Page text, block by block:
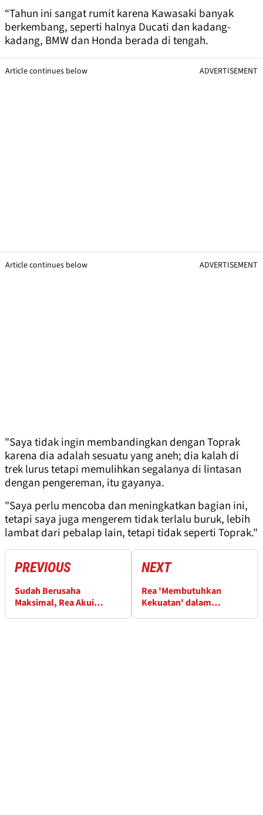
“Tahun ini sangat rumit karena Kawasaki banyak
berkembang, seperti halnya Ducati dan kadang-
kadang, BMW dan Honda berada di tengah.
Article continues below ADVERTISEMENT
Article continues below ADVERTISEMENT
"Saya tidak ingin membandingkan dengan Toprak
karena dia adalah sesuatu yang aneh; dia kalah di
trek lurus tetapi memulihkan segalanya di lintasan
dengan pengereman, itu gayanya.
"Saya perlu mencoba dan meningkatkan bagian ini,
tetapi saya juga mengerem tidak terlalu buruk, lebih
lambat dari pebalap lain, tetapi tidak seperti Toprak."
PREVIOUS
Sudah Berusaha
Maksimal, Rea Akui
NEXT
Rea 'Membutuhkan
Kekuatan' dalam